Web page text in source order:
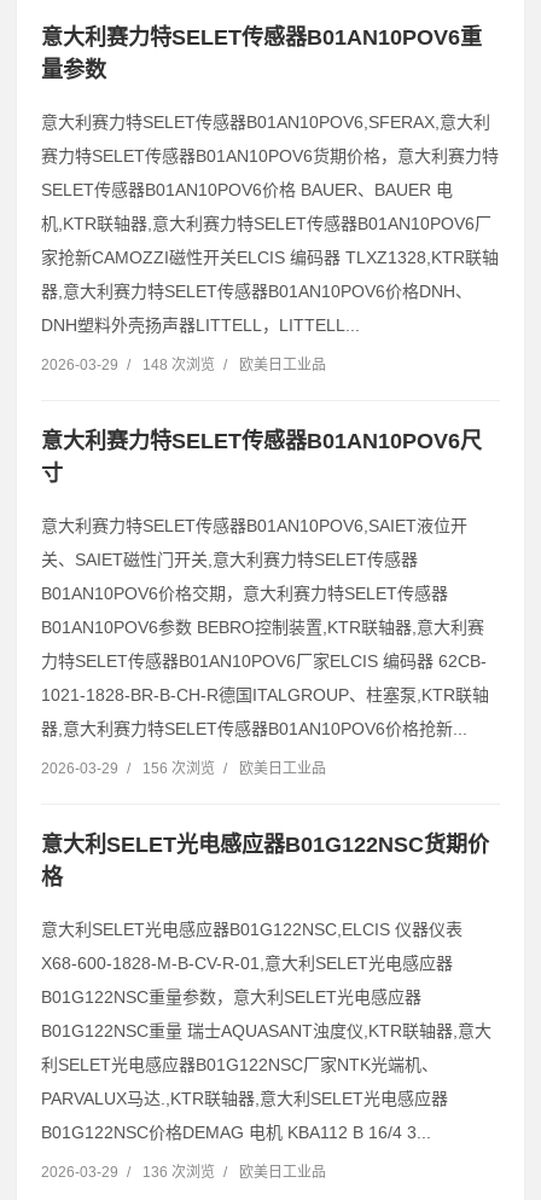
意大利赛力特SELET传感器B01AN10POV6重
量参数
意大利赛力特SELET传感器B01AN10POV6,SFERAX,意大利
赛力特SELET传感器B01AN10POV6货期价格，意大利赛力特
SELET传感器B01AN10POV6价格 BAUER、BAUER 电
机,KTR联轴器,意大利赛力特SELET传感器B01AN10POV6厂
家抢新CAMOZZI磁性开关ELCIS 编码器 TLXZ1328,KTR联轴
器,意大利赛力特SELET传感器B01AN10POV6价格DNH、
DNH塑料外壳扬声器LITTELL，LITTELL...
2026-03-29 / 148 次浏览 / 欧美日工业品
意大利赛力特SELET传感器B01AN10POV6尺
寸
意大利赛力特SELET传感器B01AN10POV6,SAIET液位开
关、SAIET磁性门开关,意大利赛力特SELET传感器
B01AN10POV6价格交期，意大利赛力特SELET传感器
B01AN10POV6参数 BEBRO控制装置,KTR联轴器,意大利赛
力特SELET传感器B01AN10POV6厂家ELCIS 编码器 62CB-
1021-1828-BR-B-CH-R德国ITALGROUP、柱塞泵,KTR联轴
器,意大利赛力特SELET传感器B01AN10POV6价格抢新...
2026-03-29 / 156 次浏览 / 欧美日工业品
意大利SELET光电感应器B01G122NSC货期价
格
意大利SELET光电感应器B01G122NSC,ELCIS 仪器仪表
X68-600-1828-M-B-CV-R-01,意大利SELET光电感应器
B01G122NSC重量参数，意大利SELET光电感应器
B01G122NSC重量 瑞士AQUASANT浊度仪,KTR联轴器,意大
利SELET光电感应器B01G122NSC厂家NTK光端机、
PARVALUX马达.,KTR联轴器,意大利SELET光电感应器
B01G122NSC价格DEMAG 电机 KBA112 B 16/4 3...
2026-03-29 / 136 次浏览 / 欧美日工业品